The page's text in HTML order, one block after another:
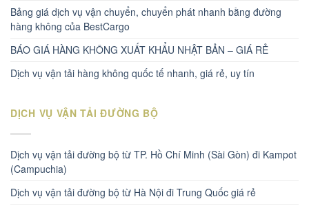
Bảng giá dịch vụ vận chuyển, chuyển phát nhanh bằng đường
hàng không của BestCargo
BÁO GIÁ HÀNG KHÔNG XUẤT KHẨU NHẬT BẢN – GIÁ RẺ
Dịch vụ vận tải hàng không quốc tế nhanh, giá rẻ, uy tín
DỊCH VỤ VẬN TẢI ĐƯỜNG BỘ
Dịch vụ vận tải đường bộ từ TP. Hồ Chí Minh (Sài Gòn) đi Kampot
(Campuchia)
Dịch vụ vận tải đường bộ từ Hà Nội đi Trung Quốc giá rẻ